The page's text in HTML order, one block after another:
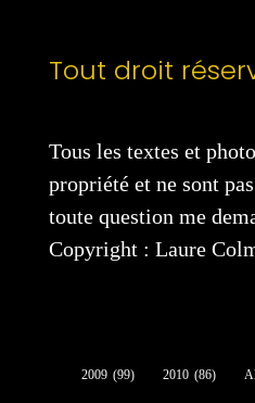
Tout droit
Tous les textes et
propriété et ne sont
toute question me
Copyright : Laure
2009 (99) 2010 (86)